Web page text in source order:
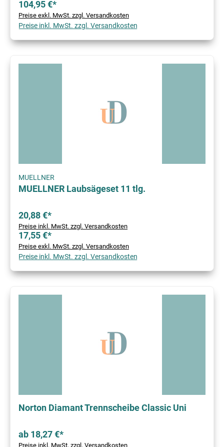
104,95 €*
Preise exkl. MwSt. zzgl. Versandkosten
Preise inkl. MwSt. zzgl. Versandkosten
MUELLNER
MUELLNER Laubsägeset 11 tlg.
20,88 €*
Preise inkl. MwSt. zzgl. Versandkosten
17,55 €*
Preise exkl. MwSt. zzgl. Versandkosten
Preise inkl. MwSt. zzgl. Versandkosten
Norton Diamant Trennscheibe Classic Uni
ab 18,27 €*
Preise inkl. MwSt. zzgl. Versandkosten